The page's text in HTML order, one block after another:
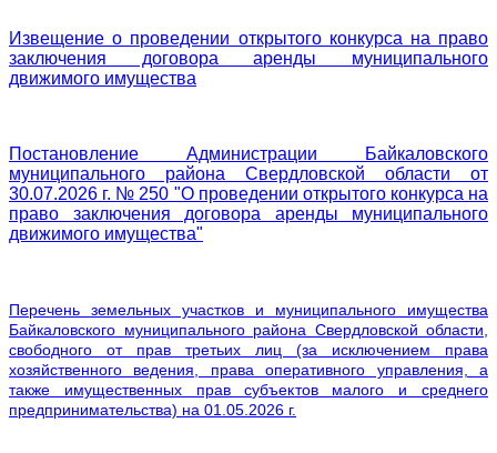
Извещение о проведении открытого конкурса на право
заключения договора аренды муниципального
движимого имущества
Постановление Администрации Байкаловского
муниципального района Свердловской области от
30.07.2026 г. № 250 "О проведении открытого конкурса на
право заключения договора аренды муниципального
движимого имущества"
Перечень земельных участков и муниципального имущества
Байкаловского муниципального района Свердловской области,
свободного от прав третьих лиц (за исключением права
хозяйственного ведения, права оперативного управления, а
также имущественных прав субъектов малого и среднего
предпринимательства) на 01.05.2026 г.